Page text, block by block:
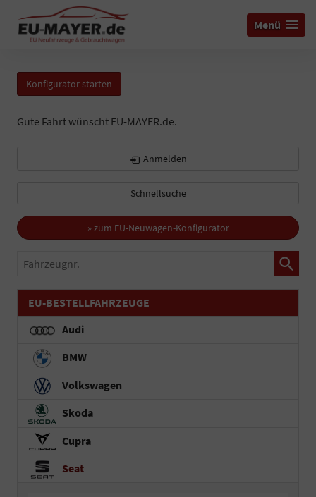
Menü
Konfigurator starten
Gute Fahrt wünscht EU-MAYER.de.
Anmelden
Schnellsuche
» zum EU-Neuwagen-Konfigurator
Fahrzeugnr.
EU-BESTELLFAHRZEUGE
Audi
BMW
Volkswagen
Skoda
Cupra
Seat